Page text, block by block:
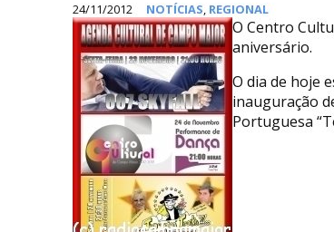
24/11/2012 NOTÍCIAS, REGIONAL
O Centro
aniversário.
O dia de hoje
inauguração
Portuguesa